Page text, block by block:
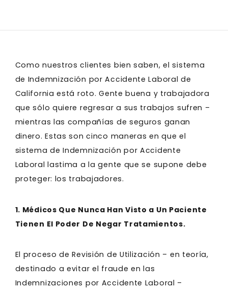
Como nuestros clientes bien saben, el sistema
de Indemnización por Accidente Laboral de
California está roto. Gente buena y trabajadora
que sólo quiere regresar a sus trabajos sufren –
mientras las compañías de seguros ganan
dinero. Estas son cinco maneras en que el
sistema de Indemnización por Accidente
Laboral lastima a la gente que se supone debe
proteger: los trabajadores.
1. Médicos Que Nunca Han Visto a Un Paciente
Tienen El Poder De Negar Tratamientos.
El proceso de Revisión de Utilización – en teoría,
destinado a evitar el fraude en las
Indemnizaciones por Accidente Laboral –